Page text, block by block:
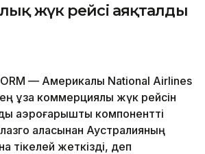
жүк рейсі аяқталды
— Америкалық National Airlines
ұзақ коммерциялық жүк рейсін
аэроғарыштық компонентті
қаласынан Аустралияның
тікелей жеткізді, деп